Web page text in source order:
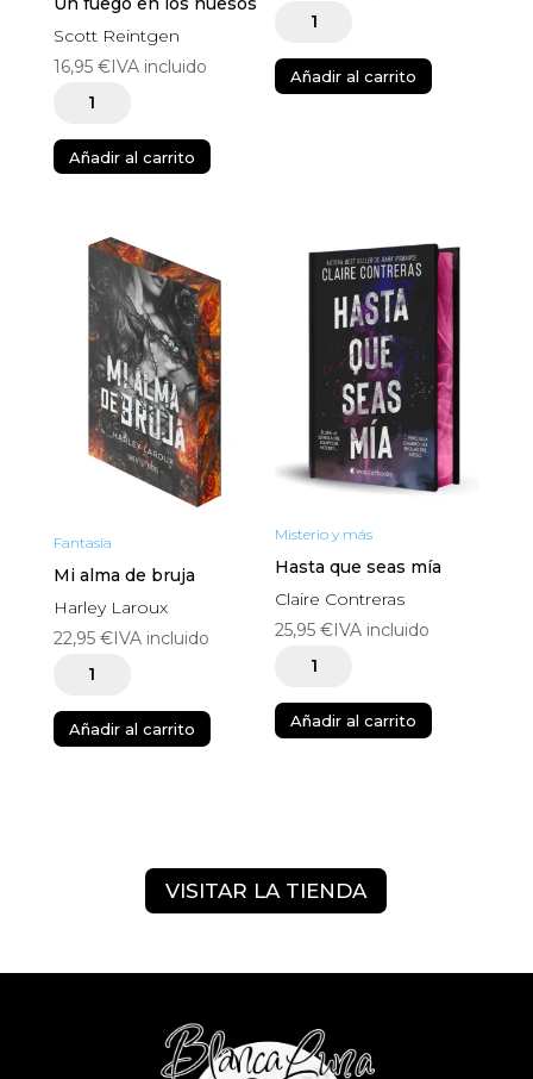
Scott Reintgen
16,95 €IVA incluido
en
cantidad
Añadir al carrito
Déjame
cantidad
Añadir al carrito
Fantasía
Mi alma de bruja
Harley Laroux
22,95 €IVA incluido
deAñadir al carrito
Misterio y más
Hasta que seas mía
Claire Contreras
25,95€IVA incluido
Hasta
seas
Añadir al carrito
VISITAR LA TIENDA